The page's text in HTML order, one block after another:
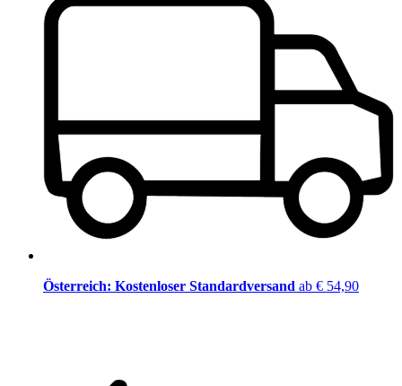
Österreich: Kostenloser Standardversand ab € 54,90